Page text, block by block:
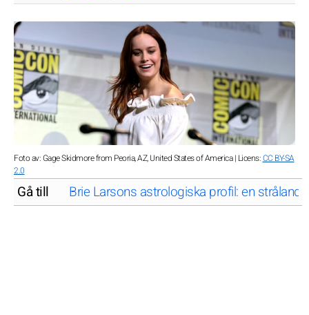
Foto av: Gage Skidmore from Peoria, AZ, United States of America | Licens:CC BY-SA
2.0
Gå till Brie Larsons astrologiska profil: en